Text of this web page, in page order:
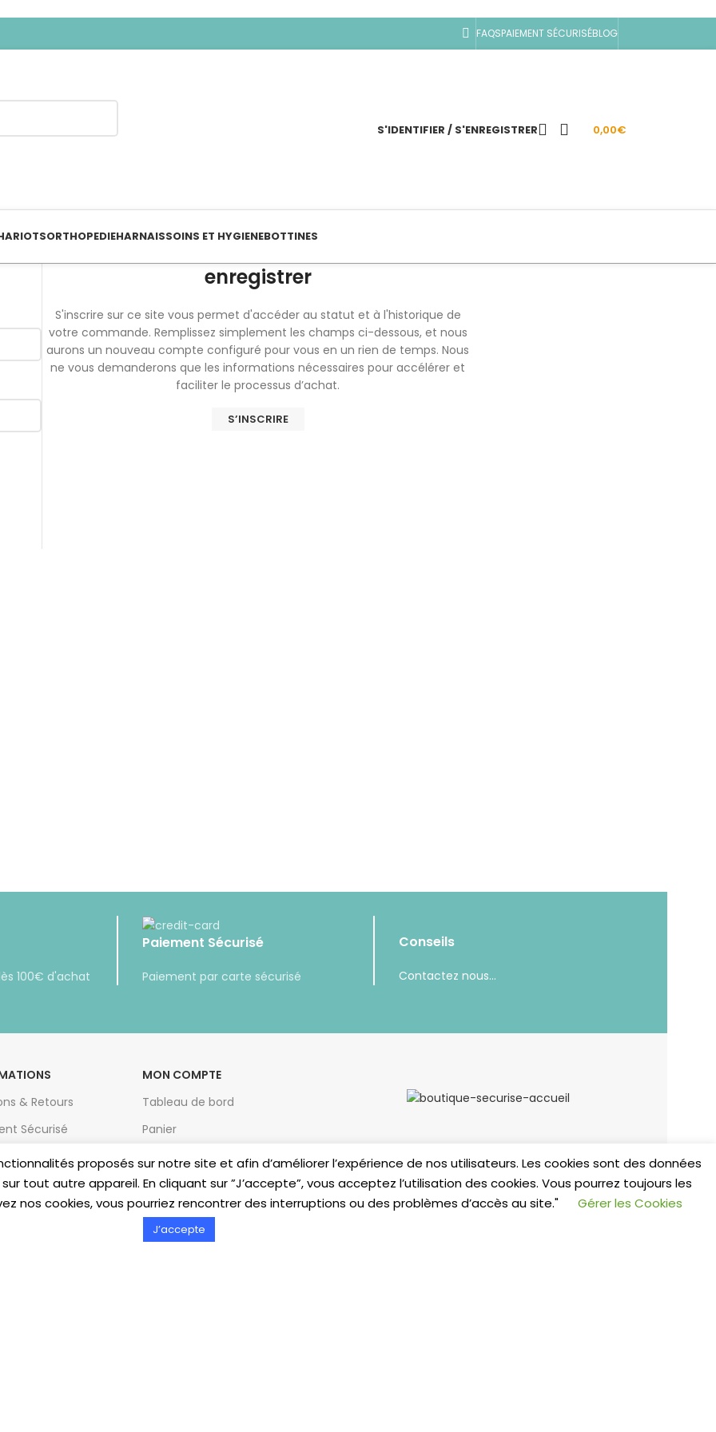
FAQSPAIEMENT SÉCURISÉBLOG
S'IDENTIFIER / S'ENREGISTRER 0,00€
ORTHOPEDIEHARNAISSOINS ET HYGIENEBOTTINES
enregistrer
S'inscrire sur ce site vous permet d'accéder au statut et à l'historique de
votre commande. Remplissez simplement les champs ci-dessous, et nous
aurons un nouveau compte configuré pour vous en un rien de temps. Nous
ne vous demanderons que les informations nécessaires pour accélérer et
faciliter le processus d’achat.
S’INSCRIRE
100€ d'achat
Paiement Sécurisé
Paiement par carte sécurisé
Conseils
Contactez nous...
& Retours
Sécurisé
Légales
de confidentialité
MON COMPTE
Tableau de bord
Panier
Adresses
Moyens de paiement
Détail du compte
Favoris
proposés sur notre site et afin d’améliorer l’expérience de nos utilisateurs. Les cookies sont des données
tout autre appareil. En cliquant sur ”J’accepte”, vous acceptez l’utilisation des cookies. Vous pourrez toujours les
nos cookies, vous pourriez rencontrer des interruptions ou des problèmes d’accès au site."
Gérer les Cookies
J’accepte